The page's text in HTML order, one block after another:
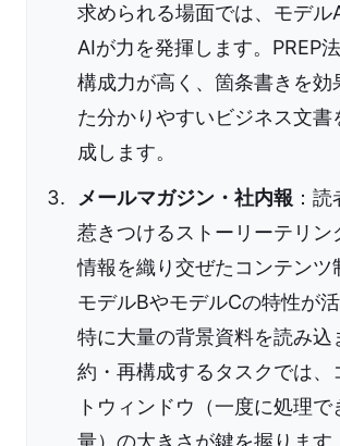
求められる場面では、モデル
AIが力を発揮します。PREP
構成力が高く、箇条書きを効
た分かりやすいビジネス文書
成します。
メールマガジン・社内報 ：
惹きつけるストーリーテリン
情報を織り交ぜたコンテンツ
モデルBやモデルCの特性が活
特に大量の背景資料を読み込
約・再構成するタスクでは、
トウィンドウ（一度に処理で
量）の大きさが鍵を握ります。